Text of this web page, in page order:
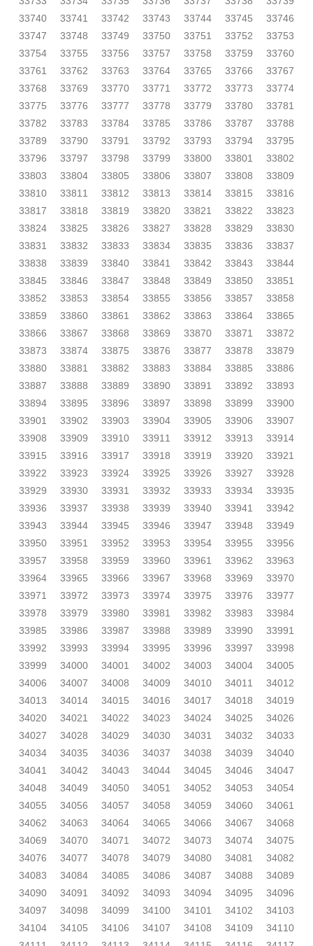
33740
33741 33742 33743 33744 33745
33746
33747
33748 33749 33750 33751 33752
33753
33754
33755 33756 33757 33758 33759
33760
33761
33762 33763 33764 33765 33766
33767
33768
33769 33770 33771 33772 33773
33774
33775
33776 33777 33778 33779 33780
33781
33782
33783 33784 33785 33786 33787
33788
33789
33790 33791 33792 33793 33794
33795
33796
33797 33798 33799 33800 33801
33802
33803
33804 33805 33806 33807 33808
33809
33810
33811 33812 33813 33814 33815
33816
33817
33818 33819 33820 33821 33822
33823
33824
33825 33826 33827 33828 33829
33830
33831
33832 33833 33834 33835 33836
33837
33838
33839 33840 33841 33842 33843
33844
33845
33846 33847 33848 33849 33850
33851
33852
33853 33854 33855 33856 33857
33858
33859
33860 33861 33862 33863 33864
33865
33866
33867 33868 33869 33870 33871
33872
33873
33874 33875 33876 33877 33878
33879
33880
33881 33882 33883 33884 33885
33886
33887
33888 33889 33890 33891 33892
33893
33894
33895 33896 33897 33898 33899
33900
33901
33902 33903 33904 33905 33906
33907
33908
33909 33910 33911 33912 33913
33914
33915
33916 33917 33918 33919 33920
33921
33922
33923 33924 33925 33926 33927
33928
33929
33930 33931 33932 33933 33934
33935
33936
33937 33938 33939 33940 33941
33942
33943
33944 33945 33946 33947 33948
33949
33950
33951 33952 33953 33954 33955
33956
33957
33958 33959 33960 33961 33962
33963
33964
33965 33966 33967 33968 33969
33970
33971
33972 33973 33974 33975 33976
33977
33978
33979 33980 33981 33982 33983
33984
33985
33986 33987 33988 33989 33990
33991
33992
33993 33994 33995 33996 33997
33998
33999
34000 34001 34002 34003 34004
34005
34006
34007 34008 34009 34010 34011
34012
34013
34014 34015 34016 34017 34018
34019
34020
34021 34022 34023 34024 34025
34026
34027
34028 34029 34030 34031 34032
34033
34034
34035 34036 34037 34038 34039
34040
34041
34042 34043 34044 34045 34046
34047
34048
34049 34050 34051 34052 34053
34054
34055
34056 34057 34058 34059 34060
34061
34062
34063 34064 34065 34066 34067
34068
34069
34070 34071 34072 34073 34074
34075
34076
34077 34078 34079 34080 34081
34082
34083
34084 34085 34086 34087 34088
34089
34090
34091 34092 34093 34094 34095
34096
34097
34098 34099 34100 34101 34102
34103
34104
34105 34106 34107 34108 34109
34110